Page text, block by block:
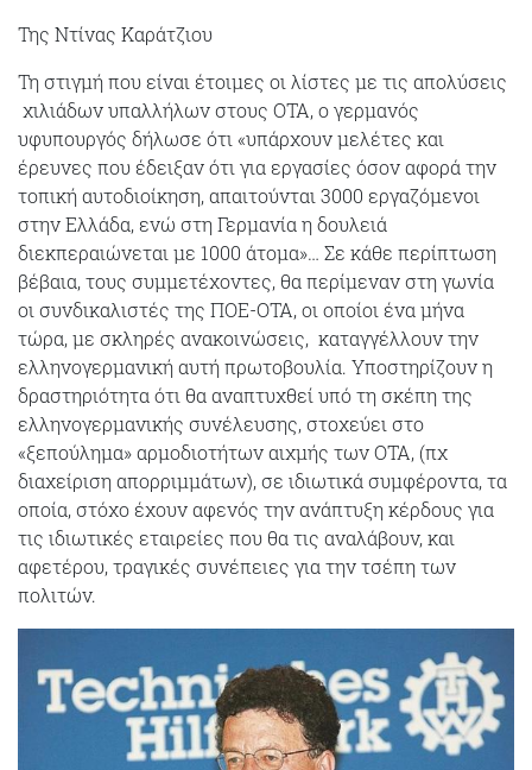
Της Ντίνας Καράτζιου
Τη στιγμή που είναι έτοιμες οι λίστες με τις απολύσεις
χιλιάδων υπαλλήλων στους ΟΤΑ, ο γερμανός
υφυπουργός δήλωσε ότι «υπάρχουν μελέτες και
έρευνες που έδειξαν ότι για εργασίες όσον αφορά την
τοπική αυτοδιοίκηση, απαιτούνται 3000 εργαζόμενοι
στην Ελλάδα, ενώ στη Γερμανία η δουλειά
διεκπεραιώνεται με 1000 άτομα»… Σε κάθε περίπτωση
βέβαια, τους συμμετέχοντες, θα περίμεναν στη γωνία
οι συνδικαλιστές της ΠΟΕ-ΟΤΑ, οι οποίοι ένα μήνα
τώρα, με σκληρές ανακοινώσεις, καταγγέλλουν την
ελληνογερμανική αυτή πρωτοβουλία. Υποστηρίζουν η
δραστηριότητα ότι θα αναπτυχθεί υπό τη σκέπη της
ελληνογερμανικής συνέλευσης, στοχεύει στο
«ξεπούλημα» αρμοδιοτήτων αιχμής των ΟΤΑ, (πχ
διαχείριση απορριμμάτων), σε ιδιωτικά συμφέροντα, τα
οποία, στόχο έχουν αφενός την ανάπτυξη κέρδους για
τις ιδιωτικές εταιρείες που θα τις αναλάβουν, και
αφετέρου, τραγικές συνέπειες για την τσέπη των
πολιτών.